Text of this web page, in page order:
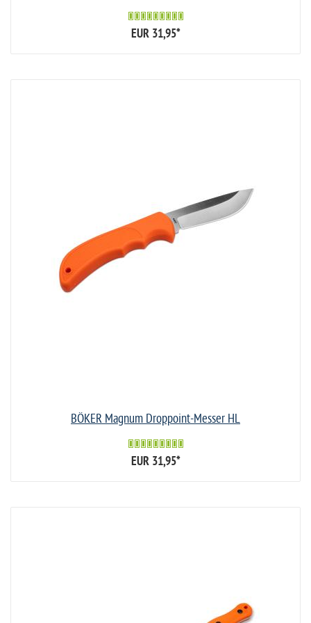
EUR 31,95*
BÖKER Magnum Droppoint-Messer HL
EUR 31,95*